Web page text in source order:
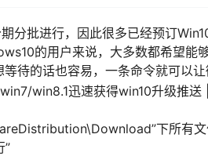
分批进行，因此很多已经预订
的用户来说，大多数都希望能
待的话也容易，一条命令就可以让
下所有
”